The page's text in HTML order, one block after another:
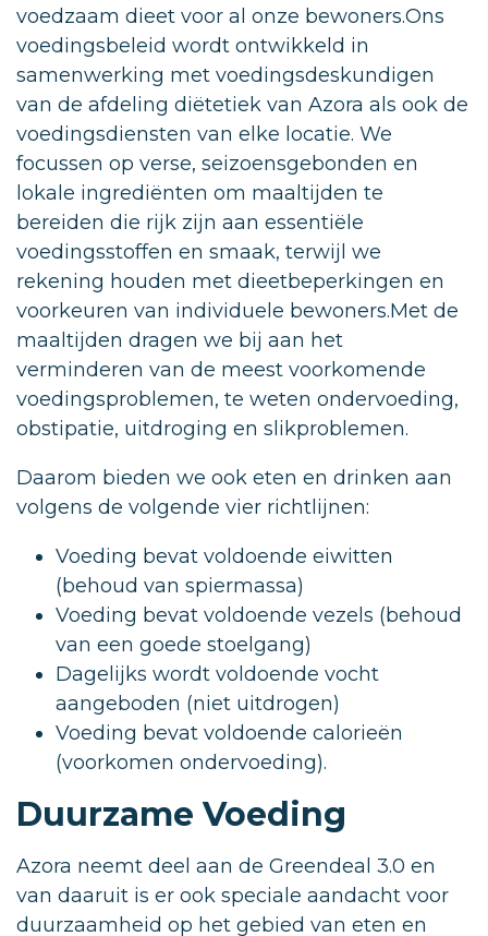
voedzaam dieet voor al onze bewoners.Ons
voedingsbeleid wordt ontwikkeld in
samenwerking met voedingsdeskundigen
van de afdeling diëtetiek van Azora als ook de
voedingsdiensten van elke locatie. We
focussen op verse, seizoensgebonden en
lokale ingrediënten om maaltijden te
bereiden die rijk zijn aan essentiële
voedingsstoffen en smaak, terwijl we
rekening houden met dieetbeperkingen en
voorkeuren van individuele bewoners.Met de
maaltijden dragen we bij aan het
verminderen van de meest voorkomende
voedingsproblemen, te weten ondervoeding,
obstipatie, uitdroging en slikproblemen.
Daarom bieden we ook eten en drinken aan
volgens de volgende vier richtlijnen:
Voeding bevat voldoende eiwitten
(behoud van spiermassa)
Voeding bevat voldoende vezels (behoud
van een goede stoelgang)
Dagelijks wordt voldoende vocht
aangeboden (niet uitdrogen)
Voeding bevat voldoende calorieën
(voorkomen ondervoeding).
Duurzame Voeding
Azora neemt deel aan de Greendeal 3.0 en
van daaruit is er ook speciale aandacht voor
duurzaamheid op het gebied van eten en